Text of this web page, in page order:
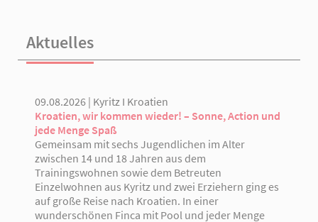
Aktuelles
09.08.2026 | Kyritz I Kroatien
Kroatien, wir kommen wieder! – Sonne, Action und
jede Menge Spaß
Gemeinsam mit sechs Jugendlichen im Alter
zwischen 14 und 18 Jahren aus dem
Trainingswohnen sowie dem Betreuten
Einzelwohnen aus Kyritz und zwei Erziehern ging es
auf große Reise nach Kroatien. In einer
wunderschönen Finca mit Pool und jeder Menge